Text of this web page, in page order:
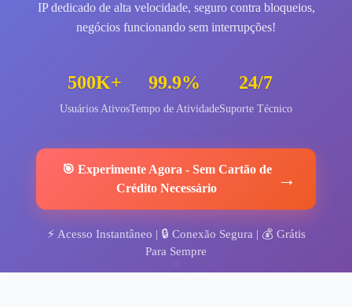
IP dedicado de alta velocidade, seguro contra bloqueios,
negócios funcionando sem interrupções!
500K+
Usuários Ativos
99.9%
Tempo de Atividade
24/7
Suporte Técnico
🎯 Experimente Agora - Sem Cartão de
Crédito Necessário
→
⚡ Acesso Instantâneo | 🔒 Conexão Segura | 💰 Grátis
Para Sempre